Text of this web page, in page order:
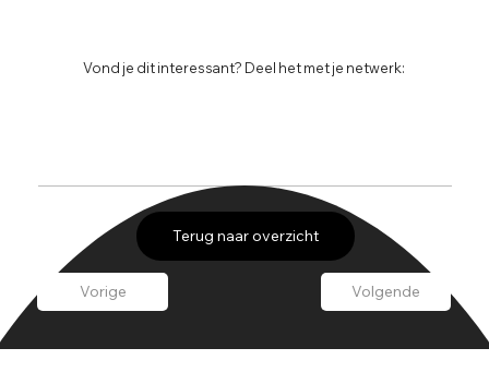
Vond je dit interessant? Deel het met je netwerk:
Terug naar overzicht
Vorige Volgende